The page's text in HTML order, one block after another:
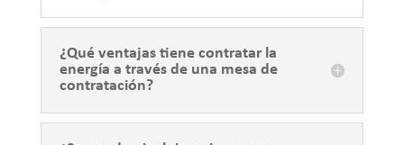
¿Qué ventajas tiene contratar la
energía a través de una mesa de
contratación?